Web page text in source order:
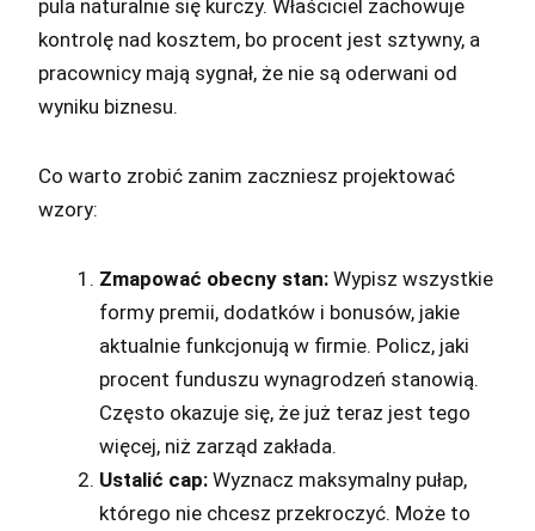
pula naturalnie się kurczy. Właściciel zachowuje
kontrolę nad kosztem, bo procent jest sztywny, a
pracownicy mają sygnał, że nie są oderwani od
wyniku biznesu.
Co warto zrobić zanim zaczniesz projektować
wzory:
Zmapować obecny stan:Wypisz wszystkie
formy premii, dodatków i bonusów, jakie
aktualnie funkcjonują w firmie. Policz, jaki
procent funduszu wynagrodzeń stanowią.
Często okazuje się, że już teraz jest tego
więcej, niż zarząd zakłada.
Ustalić cap:Wyznacz maksymalny pułap,
którego nie chcesz przekroczyć. Może to